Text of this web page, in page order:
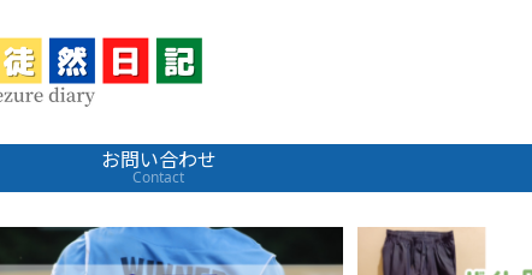
お問い合わせ
Contact